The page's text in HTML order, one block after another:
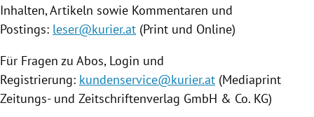
Inhalten, Artikeln sowie Kommentaren und
Postings: leser@kurier.at (Print und Online)
Für Fragen zu Abos, Login und
Registrierung: kundenservice@kurier.at (Mediaprint
Zeitungs- und Zeitschriftenverlag GmbH & Co. KG)